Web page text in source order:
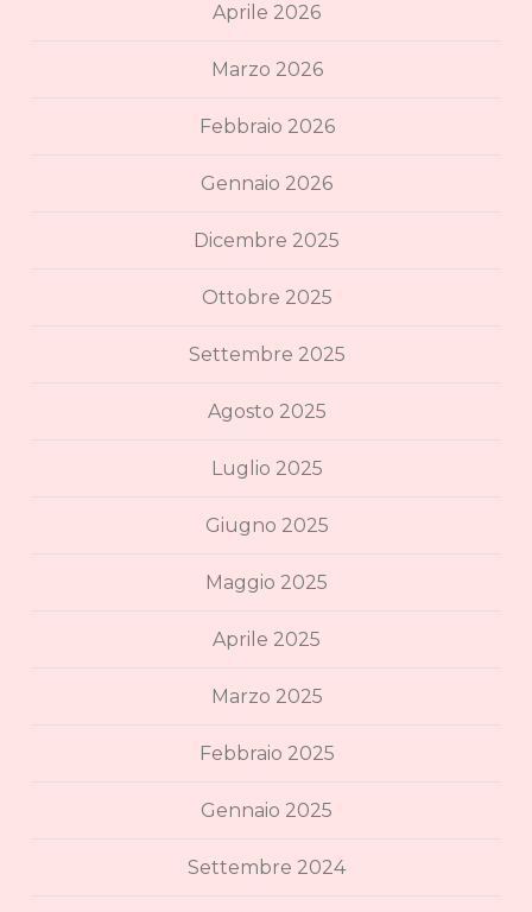
Aprile 2026
Marzo 2026
Febbraio 2026
Gennaio 2026
Dicembre 2025
Ottobre 2025
Settembre 2025
Agosto 2025
Luglio 2025
Giugno 2025
Maggio 2025
Aprile 2025
Marzo 2025
Febbraio 2025
Gennaio 2025
Settembre 2024